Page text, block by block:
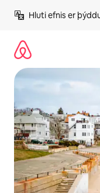
beint
Hluti efnis er